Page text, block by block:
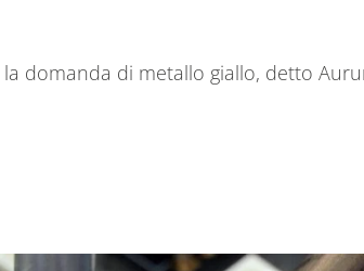
domanda di metallo giallo, detto